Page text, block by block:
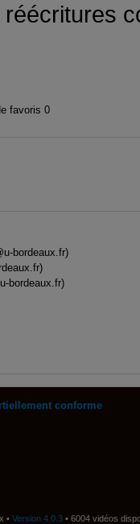
favoris 0
bordeaux.fr)
bordeaux.fr)
conforme
• Version 4.0.3• 6004 vidéos